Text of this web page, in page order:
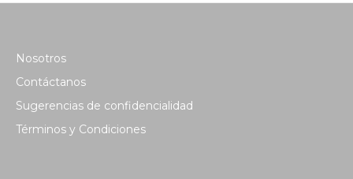
Nosotros
Contáctanos
Sugerencias de confidencialidad
Términos y Condiciones